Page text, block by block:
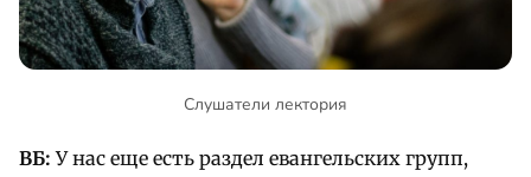
Слушатели лектория
ВБ: У нас еще есть раздел евангельских групп,